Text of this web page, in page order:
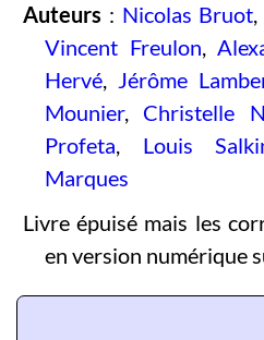
Auteurs : Nicolas Bruot,
Vincent Freulon,
Hervé, Jérôme
Mounier, Christelle
Profeta, Louis
Marques
Livre épuisé mais les
en version numérique